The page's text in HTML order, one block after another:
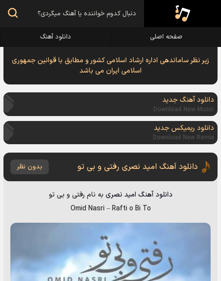
صفحه اصلی دانلود آهنگ
زیر نظر ساماندهی اداره ارشاد اسلامی کشور و مطابق با قوانین جمهوری
اسلامی ایران می باشد
دانلود آهنگ جدید
Download New Music
دانلود ریمیکس جدید
Download New Remix
دانلود آهنگ امید نصری رفتی و بی تو بدون نظر
دانلود آهنگ امید نصری به نام رفتی و بی تو
Omid Nasri–Rafti o Bi To